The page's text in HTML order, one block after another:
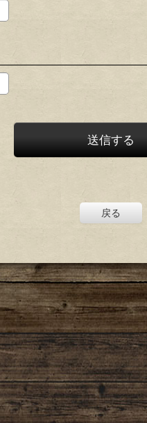
送信する
戻る